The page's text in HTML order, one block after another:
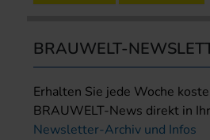
BRAUWELT-
Erhalten Sie jede Woche
BRAUWELT-News direkt in
Newsletter-Archiv und Infos